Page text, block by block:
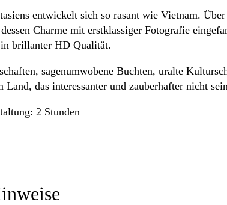
entwickelt sich so rasant wie Vietnam.
Charme mit erstklassiger Fotografie
brillanter HD Qualität.
sagenumwobene Buchten, uralte
Land, das interessanter und zauberhafter nicht
2 Stunden